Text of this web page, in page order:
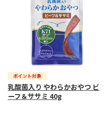
乳酸菌入り やわらかおやつ ビ
ーフ＆ササミ 40g